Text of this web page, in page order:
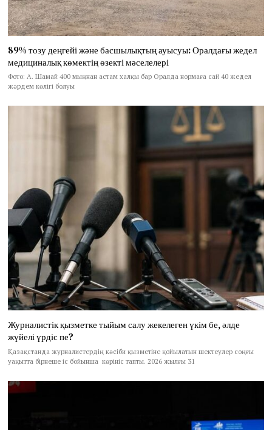
89% тозу деңгейі және басшылықтың ауысуы: Оралдағы жедел
медициналық көмектің өзекті мәселелері
Фото: А. Шамай 400 мыңнан астам халқы бар Оралда нормаға сай 40 жедел
жәрдем көлігі болуы
Журналистік қызметке тыйым салу жекелеген үкім бе, әлде
жүйелі үрдіс пе?
Қазақстанда журналистердің кәсіби қызметіне қойылатын шектеулер соңғы
уақытта бірнеше іс бойынша көрініс тапты. 2026 жылғы 31